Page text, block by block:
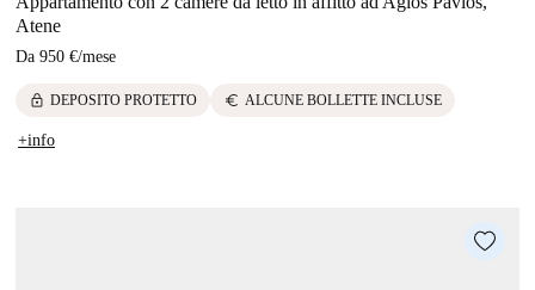
Atene
Da 950 €/mese
lock DEPOSITO PROTETTO euro ALCUNE BOLLETTE INCLUSE
+info